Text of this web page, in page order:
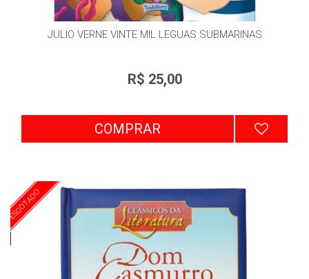
JULIO VERNE VINTE MIL LEGUAS SUBMARINAS
R$ 25,00
COMPRAR
ESGOTADO